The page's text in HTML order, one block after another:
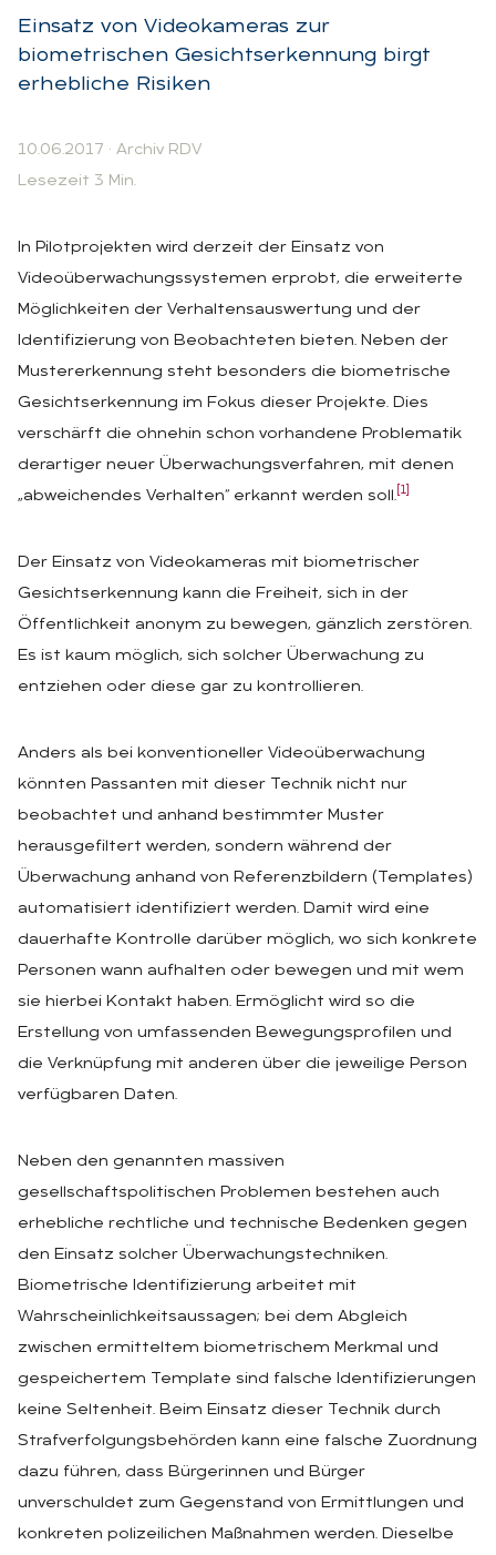
Einsatz von Videokameras zur
biometrischen Gesichtserkennung birgt
erhebliche Risiken
10.06.2017 · Archiv RDV
Lesezeit 3 Min.
In Pilotprojekten wird derzeit der Einsatz von
Videoüberwachungssystemen erprobt, die erweiterte
Möglichkeiten der Verhaltensauswertung und der
Identifizierung von Beobachteten bieten. Neben der
Mustererkennung steht besonders die biometrische
Gesichtserkennung im Fokus dieser Projekte. Dies
verschärft die ohnehin schon vorhandene Problematik
derartiger neuer Überwachungsverfahren, mit denen
„abweichendes Verhalten“ erkannt werden soll. [1]
Der Einsatz von Videokameras mit biometrischer
Gesichtserkennung kann die Freiheit, sich in der
Öffentlichkeit anonym zu bewegen, gänzlich zerstören.
Es ist kaum möglich, sich solcher Überwachung zu
entziehen oder diese gar zu kontrollieren.
Anders als bei konventioneller Videoüberwachung
könnten Passanten mit dieser Technik nicht nur
beobachtet und anhand bestimmter Muster
herausgefiltert werden, sondern während der
Überwachung anhand von Referenzbildern (Templates)
automatisiert identifiziert werden. Damit wird eine
dauerhafte Kontrolle darüber möglich, wo sich konkrete
Personen wann aufhalten oder bewegen und mit wem
sie hierbei Kontakt haben. Ermöglicht wird so die
Erstellung von umfassenden Bewegungsprofilen und
die Verknüpfung mit anderen über die jeweilige Person
verfügbaren Daten.
Neben den genannten massiven
gesellschaftspolitischen Problemen bestehen auch
erhebliche rechtliche und technische Bedenken gegen
den Einsatz solcher Überwachungstechniken.
Biometrische Identifizierung arbeitet mit
Wahrscheinlichkeitsaussagen; bei dem Abgleich
zwischen ermitteltem biometrischem Merkmal und
gespeichertem Template sind falsche Identifizierungen
keine Seltenheit. Beim Einsatz dieser Technik durch
Strafverfolgungsbehörden kann eine falsche Zuordnung
dazu führen, dass Bürgerinnen und Bürger
unverschuldet zum Gegenstand von Ermittlungen und
konkreten polizeilichen Maßnahmen werden. Dieselbe